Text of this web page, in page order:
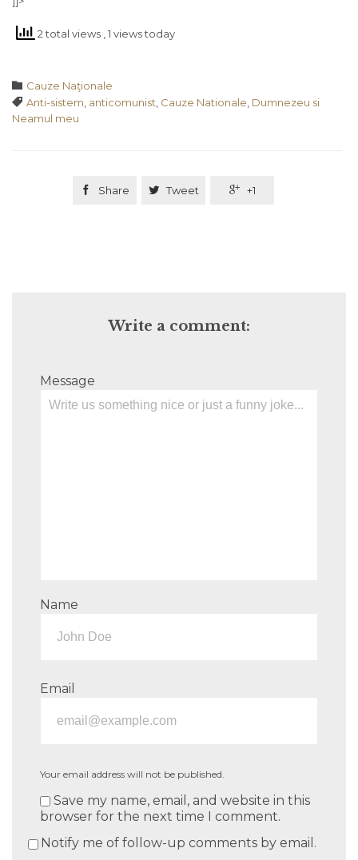
2 total views , 1 views today
 Category
Cauze Naţionale
 Tags
Anti-sistem anticomunist Cauze Nationale Dumnezeu si
Neamul meu
 Share  Tweet  +1
Write a comment:
Message
Name
Email
Your email address will not be published.
Save my name, email, and website in this
browser for the next time I comment.
Notify me of follow-up comments by email.